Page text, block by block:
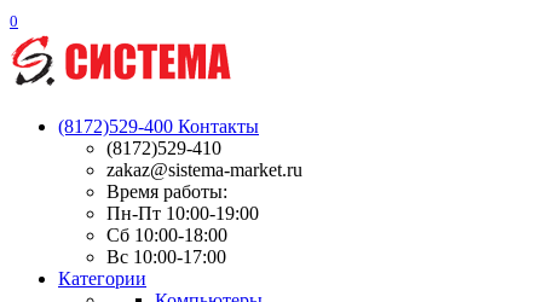
0
(8172)529-400 Контакты
(8172)529-410
zakaz@sistema-market.ru
Время работы:
Пн-Пт 10:00-19:00
Сб 10:00-18:00
Вс 10:00-17:00
Категории